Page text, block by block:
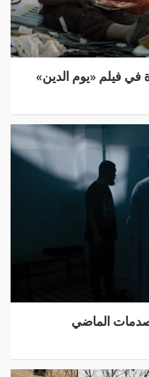
في فيلم «يوم الدين»
صدمات الماضي